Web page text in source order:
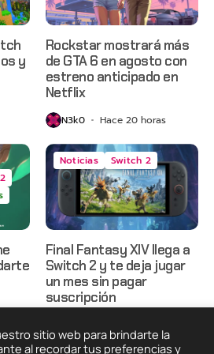
y
Rockstar mostrará más
de GTA 6 en agosto con
estreno anticipado en
Netflix
N3k0 Hace 20 horas
Noticias Switch 2
Final Fantasy XIV llega a
Switch 2 y te deja jugar
un mes sin pagar
suscripción
sitio web para brindarte la
al recordar tus preferencias y